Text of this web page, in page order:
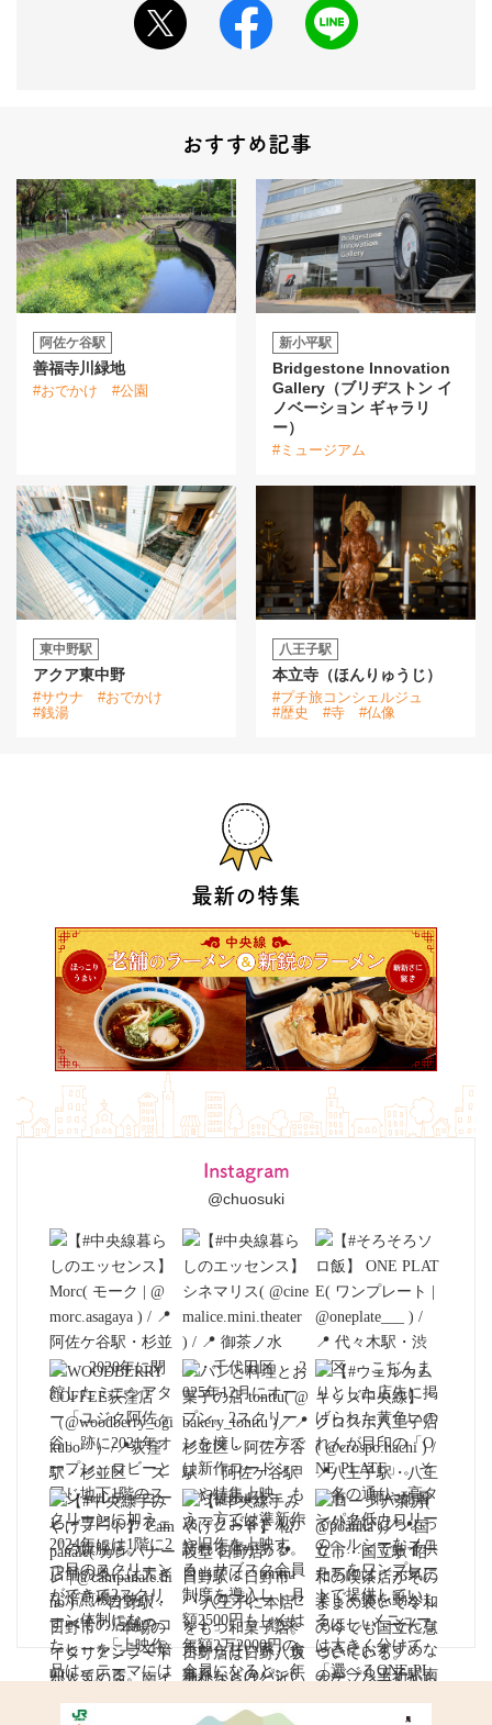
最新の特集
Instagram
@chuosuki
おすすめ記事
阿佐ケ谷駅
善福寺川緑地
#おでかけ #公園
新小平駅
Bridgestone Innovation
Gallery（ブリヂストン イ
ノベーション ギャラリ
ー）
#ミュージアム
東中野駅
アクア東中野
#サウナ
#おでかけ
#銭湯
八王子駅
本立寺（ほんりゅうじ）
#プチ旅コンシェルジュ
#歴史
#寺 #仏像